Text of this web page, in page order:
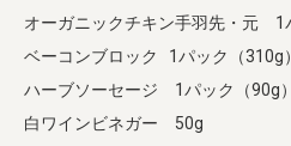
オーガニックチキン手羽先・元 1
ベーコンブロック 1パック（310g）
ハーブソーセージ 1パック（90g）
白ワインビネガー 50g